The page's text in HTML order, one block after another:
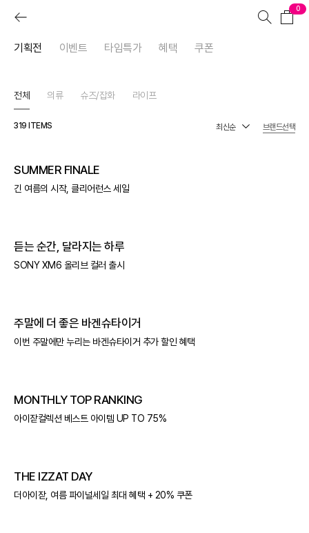
0
기획전 이벤트 타임특가 혜택 쿠폰
전체 의류 슈즈/잡화 라이프
319 ITEMS 브랜드선택
SUMMER FINALE
긴 여름의 시작, 클리어런스 세일
듣는 순간, 달라지는 하루
SONY XM6 올리브 컬러 출시
주말에 더 좋은 바겐슈타이거
이번 주말에만 누리는 바겐슈타이거 추가 할인 혜택
MONTHLY TOP RANKING
아이잗컬렉션 베스트 아이템 UP TO 75%
THE IZZAT DAY
더아이잗, 여름 파이널세일 최대 혜택 + 20% 쿠폰